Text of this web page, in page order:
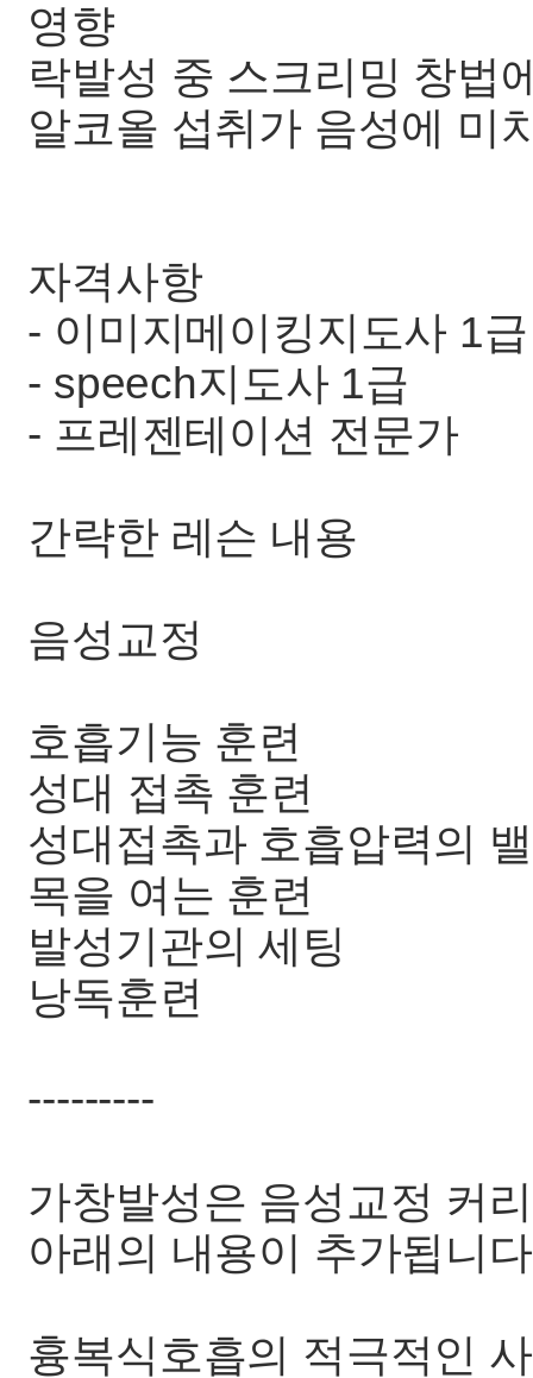
영향
락발성 중 스크리밍 창법
알코올 섭취가 음성에 미
자격사항
- 이미지메이킹지도사 1급
- speech지도사 1급
- 프레젠테이션 전문가
간략한 레슨 내용
음성교정
호흡기능 훈련
성대 접촉 훈련
성대접촉과 호흡압력의
목을 여는 훈련
발성기관의 세팅
낭독훈련
---------
가창발성은 음성교정 커
아래의 내용이 추가됩니
흉복식호흡의 적극적인